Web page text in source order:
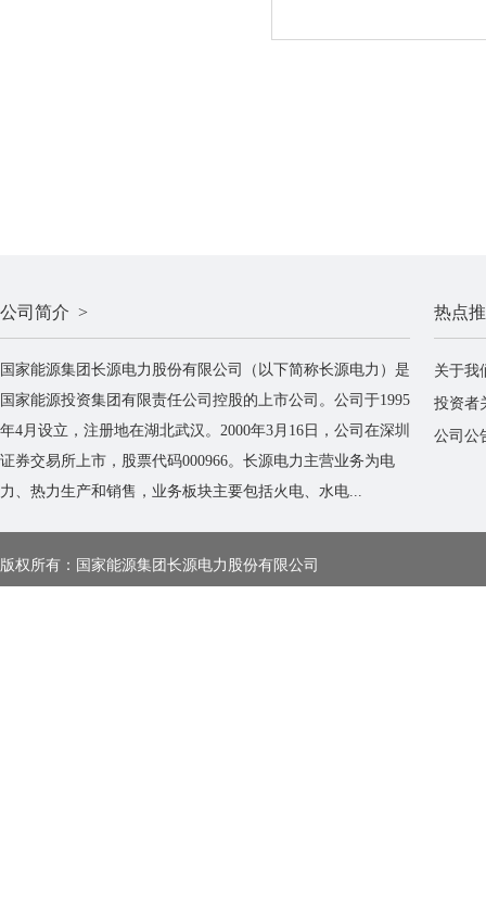
公司简介 >
国家能源集团长源电力股份有限公司（以下简称长源电力）是
国家能源投资集团有限责任公司控股的上市公司。公司于1995
年4月设立，注册地在湖北武汉。2000年3月16日，公司在深圳
证券交易所上市，股票代码000966。长源电力主营业务为电
力、热力生产和销售，业务板块主要包括火电、水电...
热点
关于我
投资者
公司公
版权所有：国家能源集团长源电力股份有限公司